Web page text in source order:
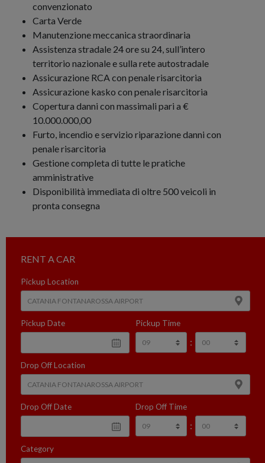
convenzionato
Carta Verde
Manutenzione meccanica straordinaria
Assistenza stradale 24 ore su 24, sull’intero
territorio nazionale e sulla rete autostradale
Assicurazione RCA con penale risarcitoria
Assicurazione kasko con penale risarcitoria
Copertura danni con massimali pari a €
10.000.000,00
Furto, incendio e servizio riparazione danni con
penale risarcitoria
Gestione completa di tutte le pratiche
amministrative
Disponibilità immediata di oltre 500 veicoli in
pronta consegna
RENT A CAR
Pickup Location
Pickup Date Pickup Time
:
Drop Off Location
Drop Off Date Drop Off Time
:
Category